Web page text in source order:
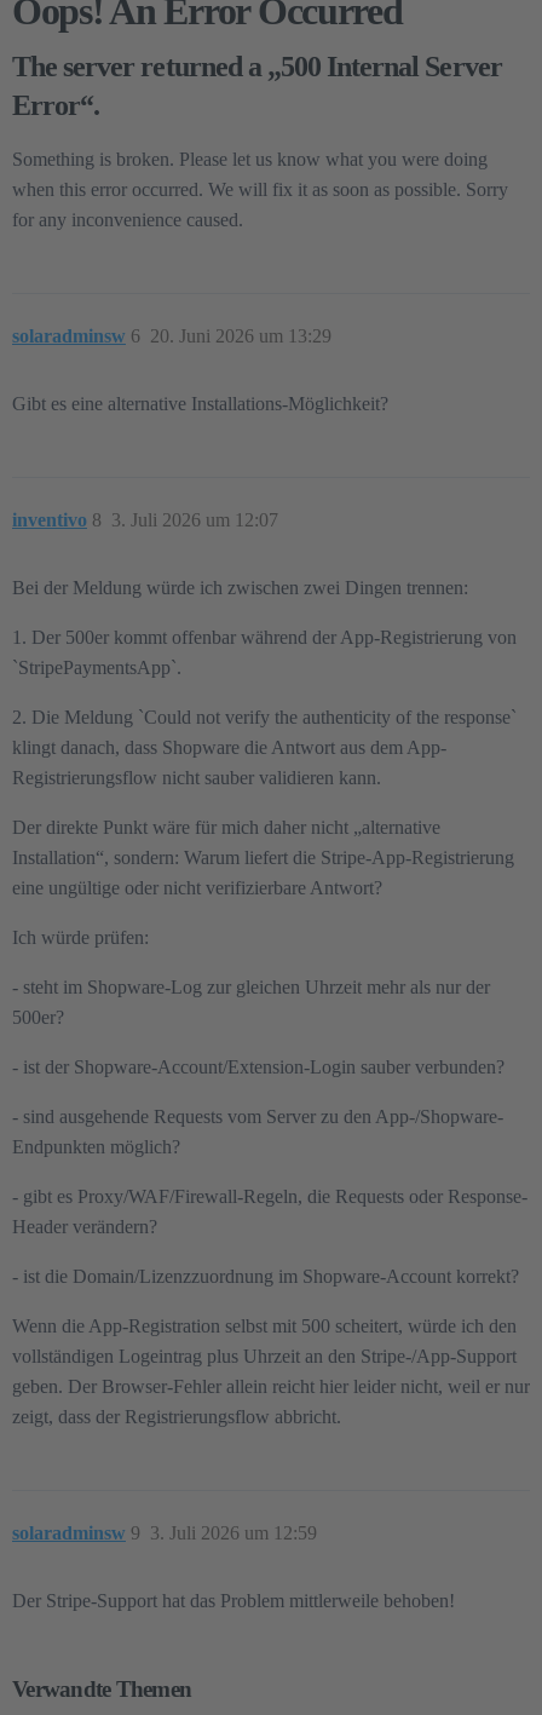
Oops! An Error Occurred
The server returned a „500 Internal Server
Error“.
Something is broken. Please let us know what you were doing
when this error occurred. We will fix it as soon as possible. Sorry
for any inconvenience caused.
solaradminsw 20. Juni 2026 um 13:29
6
Gibt es eine alternative Installations-Möglichkeit?
inventivo 3. Juli 2026 um 12:07
8
Bei der Meldung würde ich zwischen zwei Dingen trennen:
1. Der 500er kommt offenbar während der App-Registrierung von
`StripePaymentsApp`.
2. Die Meldung `Could not verify the authenticity of the response`
klingt danach, dass Shopware die Antwort aus dem App-
Registrierungsflow nicht sauber validieren kann.
Der direkte Punkt wäre für mich daher nicht „alternative
Installation“, sondern: Warum liefert die Stripe-App-Registrierung
eine ungültige oder nicht verifizierbare Antwort?
Ich würde prüfen:
- steht im Shopware-Log zur gleichen Uhrzeit mehr als nur der
500er?
- ist der Shopware-Account/Extension-Login sauber verbunden?
- sind ausgehende Requests vom Server zu den App-/Shopware-
Endpunkten möglich?
- gibt es Proxy/WAF/Firewall-Regeln, die Requests oder Response-
Header verändern?
- ist die Domain/Lizenzzuordnung im Shopware-Account korrekt?
Wenn die App-Registration selbst mit 500 scheitert, würde ich den
vollständigen Logeintrag plus Uhrzeit an den Stripe-/App-Support
geben. Der Browser-Fehler allein reicht hier leider nicht, weil er nur
zeigt, dass der Registrierungsflow abbricht.
solaradminsw 3. Juli 2026 um 12:59
9
Der Stripe-Support hat das Problem mittlerweile behoben!
Verwandte Themen